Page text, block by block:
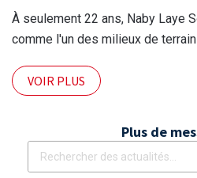
À seulement 22 ans, Naby Laye
comme l'un des milieux de terrain
VOIR PLUS
Plus de